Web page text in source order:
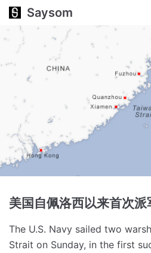
跳
至
正
Saysom
美国自佩洛西以来首次
The U.S. Navy sailed two
Strait on Sunday, in the first